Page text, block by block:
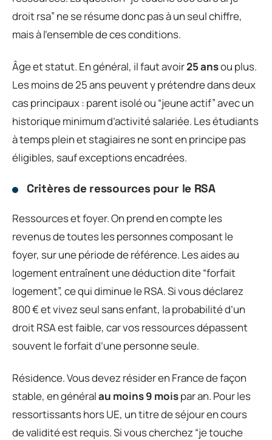
droit rsa” ne se résume donc pas à un seul chiffre,
mais à l’ensemble de ces conditions.
Âge et statut. En général, il faut avoir25 ansou plus.
Les moins de 25 ans peuvent y prétendre dans deux
cas principaux : parent isolé ou “jeune actif” avec un
historique minimum d’activité salariée. Les étudiants
à temps plein et stagiaires ne sont en principe pas
éligibles, sauf exceptions encadrées.
Critères de ressources pour le RSA
Ressources et foyer. On prend en compte les
revenus de toutes les personnes composant le
foyer, sur une période de référence. Les aides au
logement entraînent une déduction dite “forfait
logement”, ce qui diminue le RSA. Si vous déclarez
800 € et vivez seul sans enfant, la probabilité d’un
droit RSA est faible, car vos ressources dépassent
souvent le forfait d’une personne seule.
Résidence. Vous devez résider en France de façon
stable, en généralau moins 9 moispar an. Pour les
ressortissants hors UE, un titre de séjour en cours
de validité est requis. Si vous cherchez “je touche